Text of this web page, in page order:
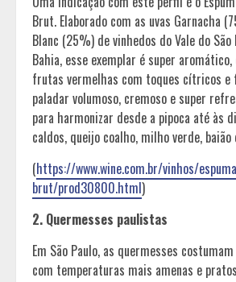
Brut. Elaborado com as uvas Garnacha
Blanc (25%) de vinhedos do Vale do São
Bahia, esse exemplar é super
frutas vermelhas com toques cítricos e
paladar volumoso, cremoso e super
para harmonizar desde a pipoca até às
caldos, queijo coalho, milho verde, baião
(https://www.wine.com.br/vinhos/
brut/prod30800.html)
2. Quermesses paulistas
Em São Paulo, as quermesses
com temperaturas mais amenas e